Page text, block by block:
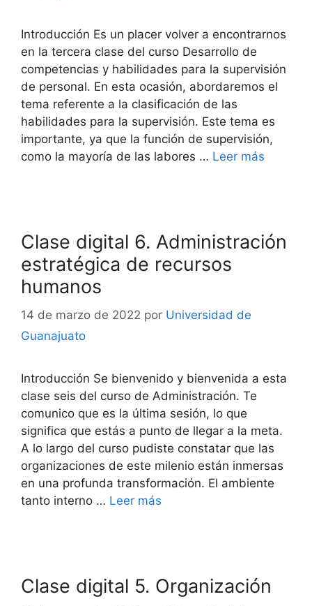
Introducción Es un placer volver a encontrarnos
en la tercera clase del curso Desarrollo de
competencias y habilidades para la supervisión
de personal. En esta ocasión, abordaremos el
tema referente a la clasificación de las
habilidades para la supervisión. Este tema es
importante, ya que la función de supervisión,
como la mayoría de las labores … Leer más
Clase digital 6. Administración
estratégica de recursos
humanos
14 de marzo de 2022 por Universidad de
Guanajuato
Introducción Se bienvenido y bienvenida a esta
clase seis del curso de Administración. Te
comunico que es la última sesión, lo que
significa que estás a punto de llegar a la meta.
A lo largo del curso pudiste constatar que las
organizaciones de este milenio están inmersas
en una profunda transformación. El ambiente
tanto interno … Leer más
Clase digital 5. Organización